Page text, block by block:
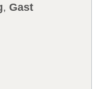
,Gast